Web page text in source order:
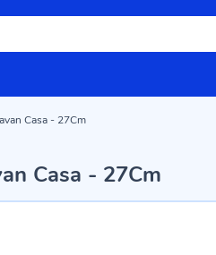
Casa - 27Cm
Casa - 27Cm